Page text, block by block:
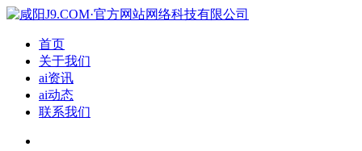
首页
关于我们
ai资讯
ai动态
联系我们